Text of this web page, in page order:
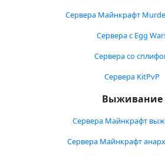
Сервера Майнкрафт
Сервера с Egg
Сервера со
Сервера KitPvP
Выживание
Сервера Майнкрафт
Сервера Майнкрафт